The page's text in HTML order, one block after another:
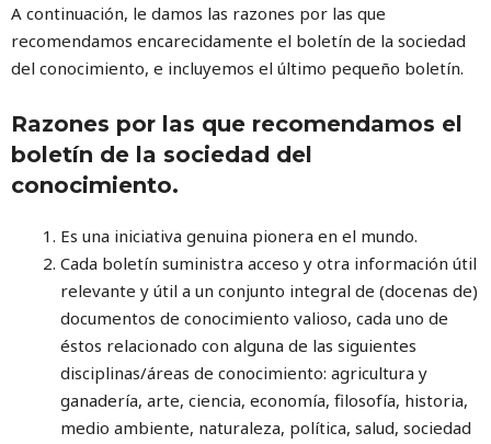
A continuación, le damos las razones por las que
recomendamos encarecidamente el boletín de la sociedad
del conocimiento, e incluyemos el último pequeño boletín.
Razones por las que recomendamos el
boletín de la sociedad del
conocimiento.
Es una iniciativa genuina pionera en el mundo.
Cada boletín suministra acceso y otra información útil
relevante y útil a un conjunto integral de (docenas de)
documentos de conocimiento valioso, cada uno de
éstos relacionado con alguna de las siguientes
disciplinas/áreas de conocimiento: agricultura y
ganadería, arte, ciencia, economía, filosofía, historia,
medio ambiente, naturaleza, política, salud, sociedad